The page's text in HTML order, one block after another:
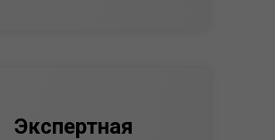
Экспертная